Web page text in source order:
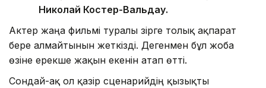
Николай Костер-Вальдау.
Актер жаңа фильмі туралы әзірге толық ақпарат
бере алмайтынын жеткізді. Дегенмен бұл жоба
өзіне ерекше жақын екенін атап өтті.
Сондай-ақ ол қазір сценарийдің қызықты